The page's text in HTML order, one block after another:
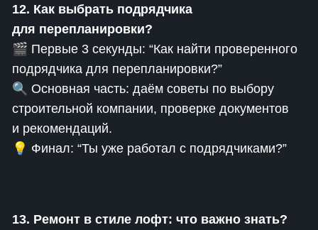
12. Как выбрать подрядчика
для перепланировки?
🎬 Первые 3 секунды: “Как найти проверенного
подрядчика для перепланировки?”
🔍 Основная часть: даём советы по выбору
строительной компании, проверке документов
и рекомендаций.
💡 Финал: “Ты уже работал с подрядчиками?”
13. Ремонт в стиле лофт: что важно знать?